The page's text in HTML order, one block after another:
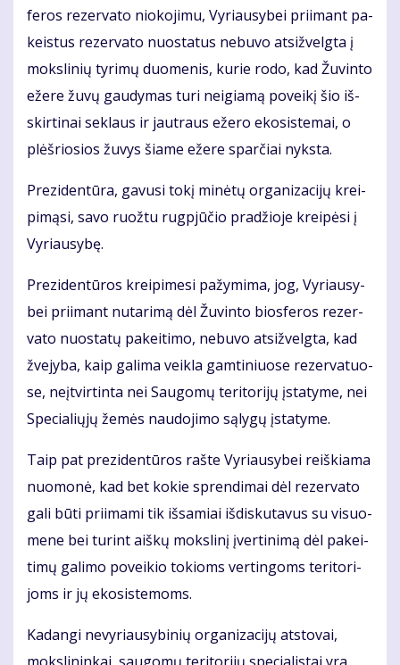
fe­ros re­zer­va­to nio­ko­ji­mu, Vy­riau­sy­bei pri­imant pa­
keis­tus re­zer­va­to nuo­sta­tus ne­bu­vo at­si­žvelg­ta į
moks­li­nių ty­ri­mų duo­me­nis, ku­rie ro­do, kad Žu­vin­to
eže­re žu­vų gau­dy­mas tu­ri ne­igia­mą po­vei­kį šio iš­
skir­ti­nai sek­laus ir jaut­raus eže­ro eko­sis­te­mai, o
plėš­rio­sios žu­vys šia­me eže­re spar­čiai nyks­ta.
Pre­zi­den­tū­ra, ga­vu­si to­kį mi­nė­tų or­ga­ni­za­ci­jų krei­
pi­mą­si, sa­vo ruož­tu rug­pjū­čio pra­džio­je krei­pė­si į
Vy­riau­sy­bę.
Pre­zi­den­tū­ros krei­pi­me­si pa­žy­mi­ma, jog, Vy­riau­sy­
bei pri­imant nu­ta­ri­mą dėl Žu­vin­to bios­fe­ros re­zer­
va­to nuo­sta­tų pa­kei­ti­mo, ne­bu­vo at­si­žvelg­ta, kad
žve­jy­ba, kaip ga­li­ma veik­la gam­ti­niuo­se re­zer­va­tuo­
se, ne­įtvir­tin­ta nei Sau­go­mų te­ri­to­ri­jų įsta­ty­me, nei
Spe­cia­lių­jų že­mės nau­do­ji­mo są­ly­gų įsta­ty­me.
Taip pat pre­zi­den­tū­ros raš­te Vy­riau­sy­bei reiš­kia­ma
nuo­mo­nė, kad bet ko­kie spren­di­mai dėl re­zer­va­to
ga­li bū­ti pri­ima­mi tik iš­sa­miai iš­dis­ku­ta­vus su vi­suo­
me­ne bei tu­rint aiš­kų moks­li­nį įver­ti­ni­mą dėl pa­kei­
ti­mų ga­li­mo po­vei­kio to­kioms ver­tin­goms te­ri­to­ri­
joms ir jų eko­sis­te­moms.
Ka­dan­gi ne­vy­riau­sy­bi­nių or­ga­ni­za­ci­jų at­sto­vai,